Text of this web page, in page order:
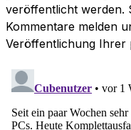
veröffentlicht werden.
Kommentare melden
Veröffentlichung Ihrer